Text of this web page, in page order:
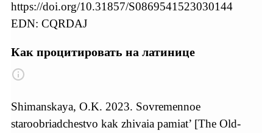
https://doi.org/10.31857/S0869541523030144
EDN: CQRDAJ
Как процитировать на латинице
Shimanskaya, O.K. 2023. Sovremennoe
staroobriadchestvo kak zhivaia pamiat’ [The Old-